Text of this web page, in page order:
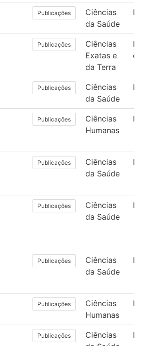
Publicações
Ciências
da Saúde
Publicações
Ciências
Exatas e
da Terra
e
Publicações
Ciências
da Saúde
Publicações
Ciências
Humanas
Publicações
Ciências
da Saúde
Publicações
Ciências
da Saúde
Publicações
Ciências
da Saúde
Publicações
Ciências
Humanas
Publicações
Ciências